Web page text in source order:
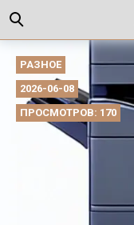
РАЗНОЕ
2026-06-08
ПРОСМОТРОВ: 170